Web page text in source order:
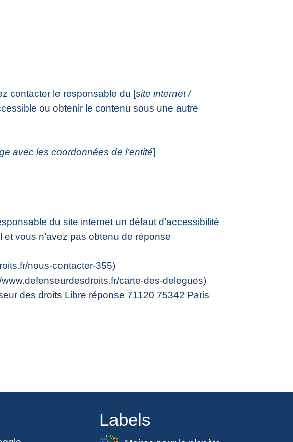
contacter le responsable du [site internet /
ou obtenir le contenu sous une autre
avec les coordonnées de l’entité]
du site internet un défaut d’accessibilité
vous n’avez pas obtenu de réponse
nous-contacter-355)
carte-des-delegues)
des droits Libre réponse 71120 75342 Paris
Labels